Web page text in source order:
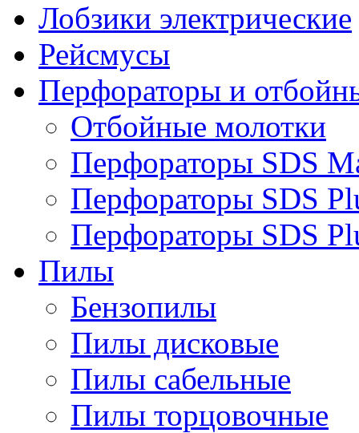
Лобзики электрические
Рейсмусы
Перфораторы и
Отбойные молотки
Перфораторы SDS
Перфораторы SDS
Перфораторы SDS
Пилы
Бензопилы
Пилы дисковые
Пилы сабельные
Пилы торцовочные